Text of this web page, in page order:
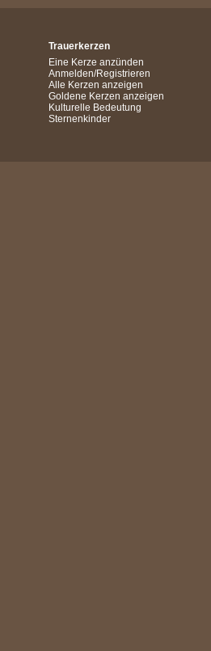
Trauerkerzen
Eine Kerze anzünden
Anmelden/Registrieren
Alle Kerzen anzeigen
Goldene Kerzen anzeigen
Kulturelle Bedeutung
Sternenkinder